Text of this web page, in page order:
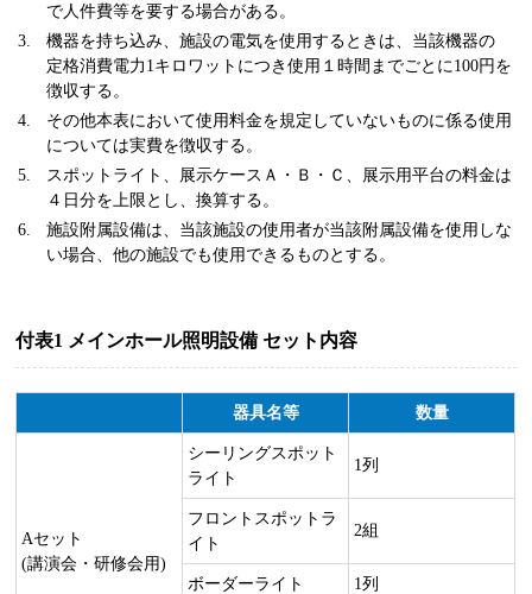
で人件費等を要する場合がある。
機器を持ち込み、施設の電気を使用するときは、当該機器の
定格消費電力1キロワットにつき使用１時間までごとに100円を
徴収する。
その他本表において使用料金を規定していないものに係る使用
については実費を徴収する。
スポットライト、展示ケースＡ・Ｂ・Ｃ、展示用平台の料金は
４日分を上限とし、換算する。
施設附属設備は、当該施設の使用者が当該附属設備を使用しな
い場合、他の施設でも使用できるものとする。
付表1 メインホール照明設備 セット内容
器具名等 数量
Aセット
(講演会・研修会用)
シーリングスポット
ライト
1列
フロントスポットラ
イト
2組
ボーダーライト 1列